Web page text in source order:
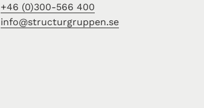
+46 (0)300-566 400
info@structurgruppen.se